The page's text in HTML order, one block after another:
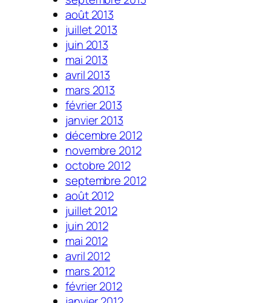
août 2013
juillet 2013
juin 2013
mai 2013
avril 2013
mars 2013
février 2013
janvier 2013
décembre 2012
novembre 2012
octobre 2012
septembre 2012
août 2012
juillet 2012
juin 2012
mai 2012
avril 2012
mars 2012
février 2012